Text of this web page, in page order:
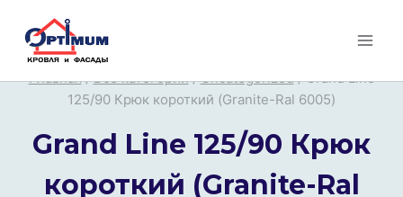
Перейти
Главная / Все категории / Uncategorized / Grand Line
125/90 Крюк короткий (Granite-Ral 6005)
Grand Line 125/90 Крюк
короткий (Granite-Ral